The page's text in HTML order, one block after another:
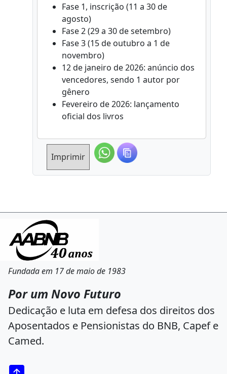
Fase 1, inscrição (11 a 30 de
agosto)
Fase 2 (29 a 30 de setembro)
Fase 3 (15 de outubro a 1 de
novembro)
12 de janeiro de 2026: anúncio dos
vencedores, sendo 1 autor por
gênero
Fevereiro de 2026: lançamento
oficial dos livros
Imprimir
Fundada em 17 de maio de 1983
Por um Novo Futuro
Dedicação e luta em defesa dos direitos dos
Aposentados e Pensionistas do BNB, Capef e
Camed.